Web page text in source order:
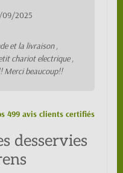
09/2025
et la livraison ,
chariot electrique ,
Merci beaucoup!!
499 avis clients certifiés
desservies